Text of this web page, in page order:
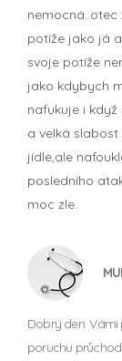
nemocná..otec
potíže jako já
svoje potíže
jako kdybych
nafukuje i
a velká
jídle,ale
posledního
moc zle.
Dobrý den.
poruchu